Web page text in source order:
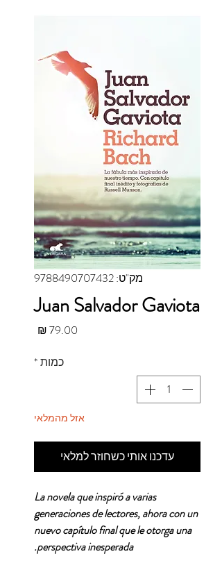
מק"ט: 9788490707432
Juan Salvador Gaviota
כמות*
אזל מהמלאי
עדכנו אותי כשחוזר למלאי
La novela que inspiró a varias
generaciones de lectores, ahora con un
nuevo capítulo final que le otorga una
perspectiva inesperada.